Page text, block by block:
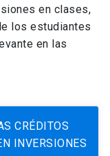
en clases,
los estudiantes
en las
CRÉDITOS
INVERSIONES